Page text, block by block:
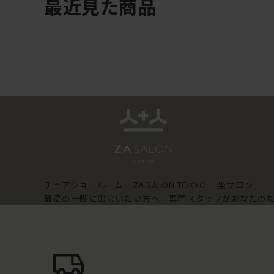
最近見た商品
チェアショールーム ZA SALON TOKYO
坐サロン
最高の一脚に出会いたい方へ 専門スタッフがあなたの